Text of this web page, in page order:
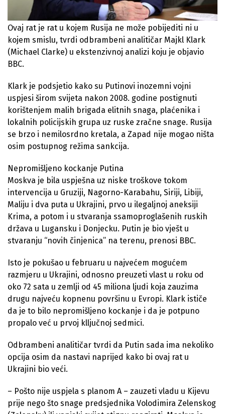
Ovaj rat je rat u kojem Rusija ne može pobijediti ni u
kojem smislu, tvrdi odbrambeni analitičar Majkl Klark
(Michael Clarke) u ekstenzivnoj analizi koju je objavio
BBC.
Klark je podsjetio kako su Putinovi inozemni vojni
uspjesi širom svijeta nakon 2008. godine postignuti
korištenjem malih brigada elitnih snaga, plaćenika i
lokalnih policijskih grupa uz ruske zračne snage. Rusija
se brzo i nemilosrdno kretala, a Zapad nije mogao ništa
osim postupnog režima sankcija.
Nepromišljeno kockanje Putina
Moskva je bila uspješna uz niske troškove tokom
intervencija u Gruziji, Nagorno-Karabahu, Siriji, Libiji,
Maliju i dva puta u Ukrajini, prvo u ilegaljnoj aneksiji
Krima, a potom i u stvaranja ssamoproglašenih ruskih
država u Lugansku i Donjecku. Putin je bio vješt u
stvaranju “novih činjenica” na terenu, prenosi BBC.
Isto je pokušao u februaru u najvećem mogućem
razmjeru u Ukrajini, odnosno preuzeti vlast u roku od
oko 72 sata u zemlji od 45 miliona ljudi koja zauzima
drugu najveću kopnenu površinu u Evropi. Klark ističe
da je to bilo nepromišljeno kockanje i da je potpuno
propalo već u prvoj klljučnoj sedmici.
Odbrambeni analitičar tvrdi da Putin sada ima nekoliko
opcija osim da nastavi naprijed kako bi ovaj rat u
Ukrajini bio veći.
– Pošto nije uspjela s planom A – zauzeti vladu u Kijevu
prije nego što snage predsjednika Volodimira Zelenskog